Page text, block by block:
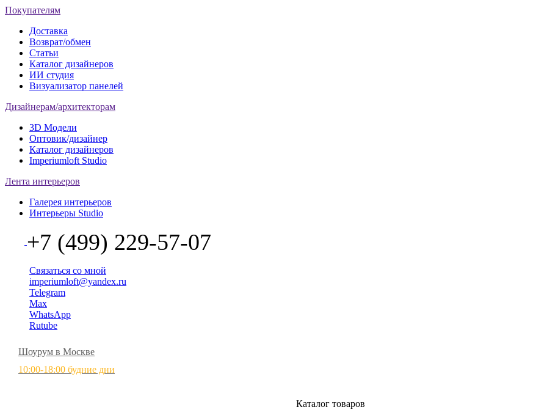
Покупателям
Доставка
Возврат/обмен
Статьи
Каталог дизайнеров
ИИ студия
Визуализатор панелей
Дизайнерам/архитекторам
3D Модели
Оптовик/дизайнер
Каталог дизайнеров
Imperiumloft Studio
Лента интерьеров
Галерея интерьеров
Интерьеры Studio
+7 (499) 229-57-07
Связаться со мной
imperiumloft@yandex.ru
Telegram
Max
WhatsApp
Rutube
Шоурум в Москве
10:00-18:00 будние дни
Каталог товаров